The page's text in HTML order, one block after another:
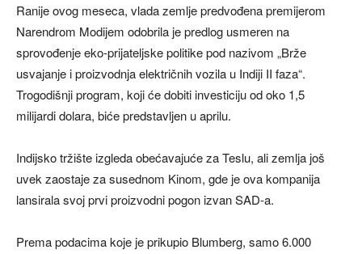
Ranije ovog meseca, vlada zemlje predvođena premijerom
Narendrom Modijem odobrila je predlog usmeren na
sprovođenje eko-prijateljske politike pod nazivom „Brže
usvajanje i proizvodnja električnih vozila u Indiji II faza“.
Trogodišnji program, koji će dobiti investiciju od oko 1,5
milijardi dolara, biće predstavljen u aprilu.
Indijsko tržište izgleda obećavajuće za Teslu, ali zemlja još
uvek zaostaje za susednom Kinom, gde je ova kompanija
lansirala svoj prvi proizvodni pogon izvan SAD-a.
Prema podacima koje je prikupio Blumberg, samo 6.000